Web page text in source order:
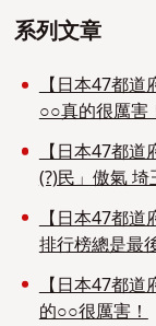
系列文章
【日本47都道
○○真的很厲害
【日本47都道
(?)民」傲氣
【日本47都道
排行榜總是最
【日本47都道
的○○很厲害！